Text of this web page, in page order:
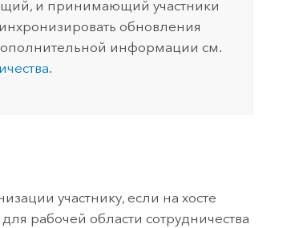
и принимающий участники
обновления
информации см.
.
участнику, если на хосте
рабочей области сотрудничества